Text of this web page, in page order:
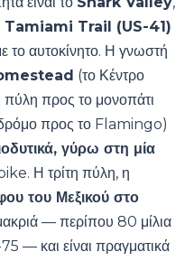
Tamiami Trail (US-41)
αυτοκίνητο. Η γνωστή
(το Κέντρο
προς το μονοπάτι
προς το Flamingo)
γύρω στη μία
Η τρίτη πύλη, η
του Μεξικού στο
— περίπου 80 μίλια
— και είναι πραγματικά